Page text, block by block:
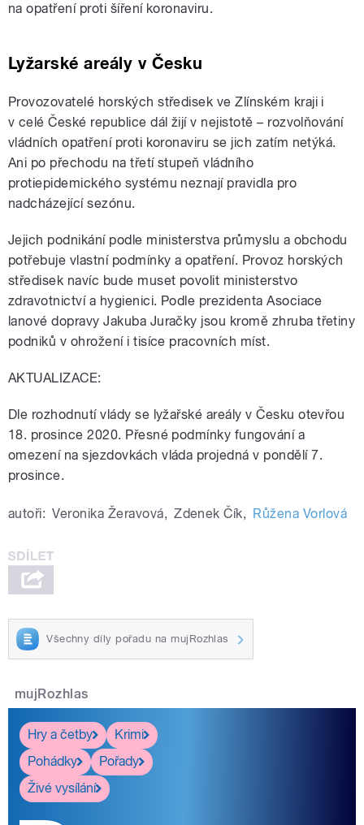
na opatření proti šíření koronaviru.
Lyžarské areály v Česku
Provozovatelé horských středisek ve Zlínském kraji i
v celé České republice dál žijí v nejistotě – rozvolňování
vládních opatření proti koronaviru se jich zatím netýká.
Ani po přechodu na třetí stupeň vládního
protiepidemického systému neznají pravidla pro
nadcházející sezónu.
Jejich podnikání podle ministerstva průmyslu a obchodu
potřebuje vlastní podmínky a opatření. Provoz horských
středisek navíc bude muset povolit ministerstvo
zdravotnictví a hygienici. Podle prezidenta Asociace
lanové dopravy Jakuba Juračky jsou kromě zhruba třetiny
podniků v ohrožení i tisíce pracovních míst.
AKTUALIZACE:
Dle rozhodnutí vlády se lyžařské areály v Česku otevřou
18. prosince 2020. Přesné podmínky fungování a
omezení na sjezdovkách vláda projedná v pondělí 7.
prosince.
autoři: Veronika Žeravová, Zdenek Čík, Růžena Vorlová
Všechny díly pořadu na mujRozhlas
mujRozhlas
Hry a četby
Krimi
Pohádky
Pořady
Živé vysílání